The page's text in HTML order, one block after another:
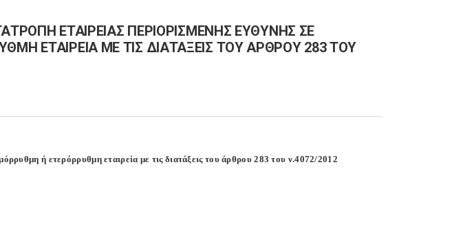
ΕΤΑΙΡΕΙΑΣ ΠΕΡΙΟΡΙΣΜΕΝΗΣ ΕΥΘΥΝΗΣ ΣΕ
ΕΤΑΙΡΕΙΑ ΜΕ ΤΙΣ ΔΙΑΤΑΞΕΙΣ ΤΟΥ ΑΡΘΡΟΥ 283 ΤΟΥ
ή ετερόρρυθμη εταιρεία με τις διατάξεις του άρθρου 283 του ν.4072/2012